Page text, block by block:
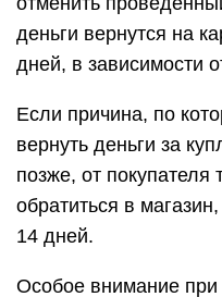
деньги вернутся на
дней, в зависимости
Если причина, по
вернуть деньги за
позже, от покупателя
обратиться в
14 дней.
Особое внимание